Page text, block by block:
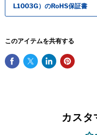
L1003G）のRoHS保証書
このアイテムを共有する
カスタ